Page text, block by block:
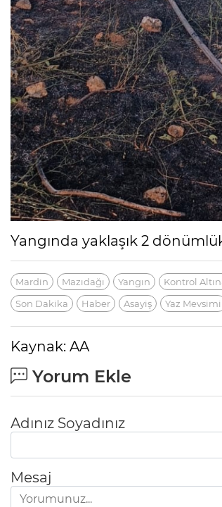
Yangında yaklaşık 2
Mardin Mazıdağı Yangın Kontrol
Son Dakika
Haber Asayiş Yaz Mevsimi
Kaynak: AA
Yorum Ekle
Adınız Soyadınız
Mesaj